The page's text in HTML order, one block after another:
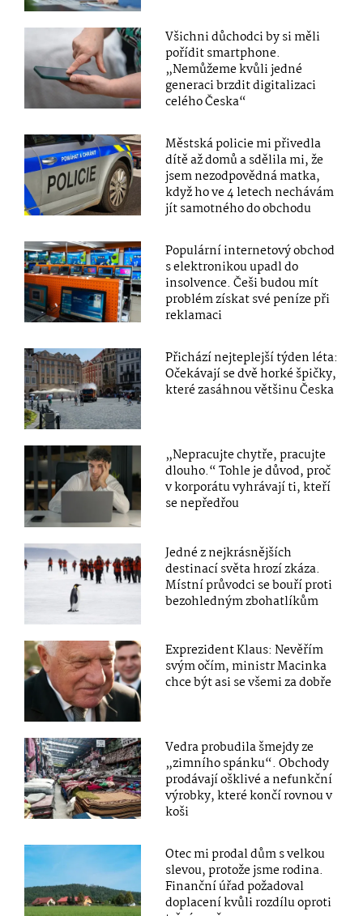
Všichni důchodci by si měli
pořídit smartphone.
„Nemůžeme kvůli jedné
generaci brzdit digitalizaci
celého Česka“
Městská policie mi přivedla
dítě až domů a sdělila mi, že
jsem nezodpovědná matka,
když ho ve 4 letech nechávám
jít samotného do obchodu
Populární internetový obchod
s elektronikou upadl do
insolvence. Češi budou mít
problém získat své peníze při
reklamaci
Přichází nejteplejší týden léta:
Očekávají se dvě horké špičky,
které zasáhnou většinu Česka
„Nepracujte chytře, pracujte
dlouho.“ Tohle je důvod, proč
v korporátu vyhrávají ti, kteří
se nepředřou
Jedné z nejkrásnějších
destinací světa hrozí zkáza.
Místní průvodci se bouří proti
bezohledným zbohatlíkům
Exprezident Klaus: Nevěřím
svým očím, ministr Macinka
chce být asi se všemi za dobře
Vedra probudila šmejdy ze
„zimního spánku“. Obchody
prodávají ošklivé a nefunkční
výrobky, které končí rovnou v
koši
Otec mi prodal dům s velkou
slevou, protože jsme rodina.
Finanční úřad požadoval
doplacení kvůli rozdílu oproti